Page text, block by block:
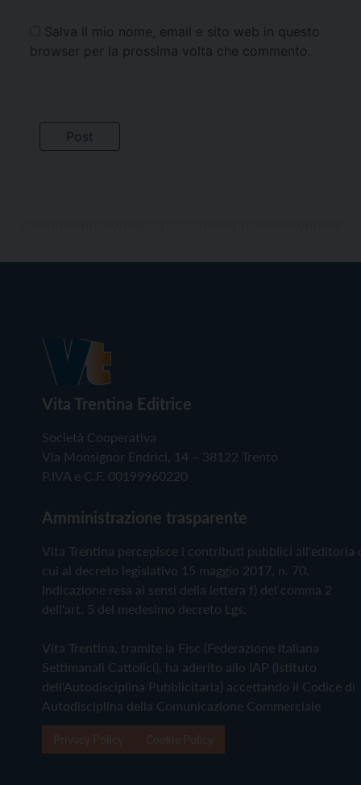
Salva il mio nome, email e sito web in questo
browser per la prossima volta che commento.
Vita Trentina Editrice
Società Cooperativa
Via Monsignor Endrici, 14 – 38122 Trento
P.IVA e C.F. 00199960220
Amministrazione trasparente
Vita Trentina percepisce i contributi pubblici all'editoria
cui al decreto legislativo 15 maggio 2017, n. 70.
Indicazione resa ai sensi della lettera f) del comma 2
dell'art. 5 del medesimo decreto Lgs.
Vita Trentina, tramite la Fisc (Federazione Italiana
Settimanali Cattolici), ha aderito allo IAP (Istituto
dell'Autodisciplina Pubblicitaria) accettando il Codice di
Autodisciplina della Comunicazione Commerciale